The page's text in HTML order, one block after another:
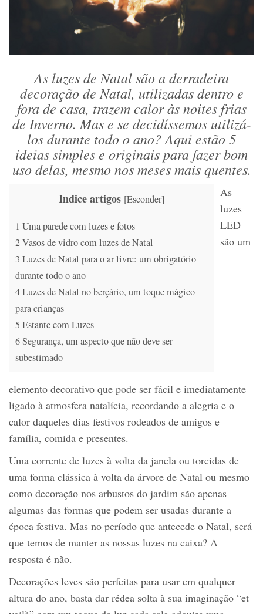
As luzes de Natal são a derradeira
decoração de Natal, utilizadas dentro e
fora de casa, trazem calor às noites frias
de Inverno. Mas e se decidíssemos utilizá-
los durante todo o ano? Aqui estão 5
ideias simples e originais para fazer bom
uso delas, mesmo nos meses mais quentes.
Indice artigos [Esconder]
1 Uma parede com luzes e fotos
2Vasos de vidro com luzes de Natal
3 Luzes de Natal para o ar livre: um obrigatório
durante todo o ano
4Luzes de Natal no berçário, um toque mágico
para crianças
5 Estante com Luzes
6Segurança, um aspecto que não deve ser
subestimado
As
luzes
LED
são um
elemento decorativo que pode ser fácil e imediatamente
ligado à atmosfera natalícia, recordando a alegria e o
calor daqueles dias festivos rodeados de amigos e
família, comida e presentes.
Uma corrente de luzes à volta da janela ou torcidas de
uma forma clássica à volta da árvore de Natal ou mesmo
como decoração nos arbustos do jardim são apenas
algumas das formas que podem ser usadas durante a
época festiva. Mas no período que antecede o Natal, será
que temos de manter as nossas luzes na caixa? A
resposta é não.
Decorações leves são perfeitas para usar em qualquer
altura do ano, basta dar rédea solta à sua imaginação “et